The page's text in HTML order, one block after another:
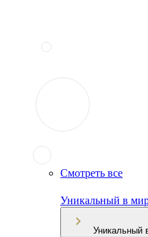
Смотреть все
Уникальный в
Уникальный